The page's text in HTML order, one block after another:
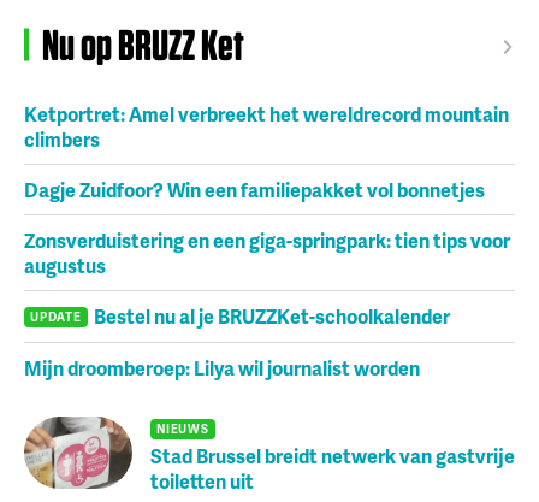
Nu op BRUZZ Ket
Ketportret: Amel verbreekt het wereldrecord mountain
climbers
Dagje Zuidfoor? Win een familiepakket vol bonnetjes
Zonsverduistering en een giga-springpark: tien tips voor
augustus
UPDATE
Bestel nu al je BRUZZKet-schoolkalender
Mijn droomberoep: Lilya wil journalist worden
NIEUWS
Stad Brussel breidt netwerk van gastvrije
toiletten uit